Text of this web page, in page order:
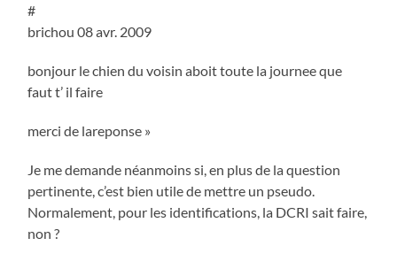
#
brichou 08 avr. 2009
bonjour le chien du voisin aboit toute la journee que
faut t’ il faire
merci de lareponse »
Je me demande néanmoins si, en plus de la question
pertinente, c’est bien utile de mettre un pseudo.
Normalement, pour les identifications, la DCRI sait faire,
non ?